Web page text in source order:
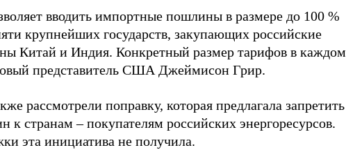
вводить импортные пошлины в размере до 100 %
крупнейших государств, закупающих российские
Китай и Индия. Конкретный размер тарифов в каждом
представитель США Джеймисон Грир.
рассмотрели поправку, которая предлагала запретить
странам – покупателям российских энергоресурсов.
эта инициатива не получила.